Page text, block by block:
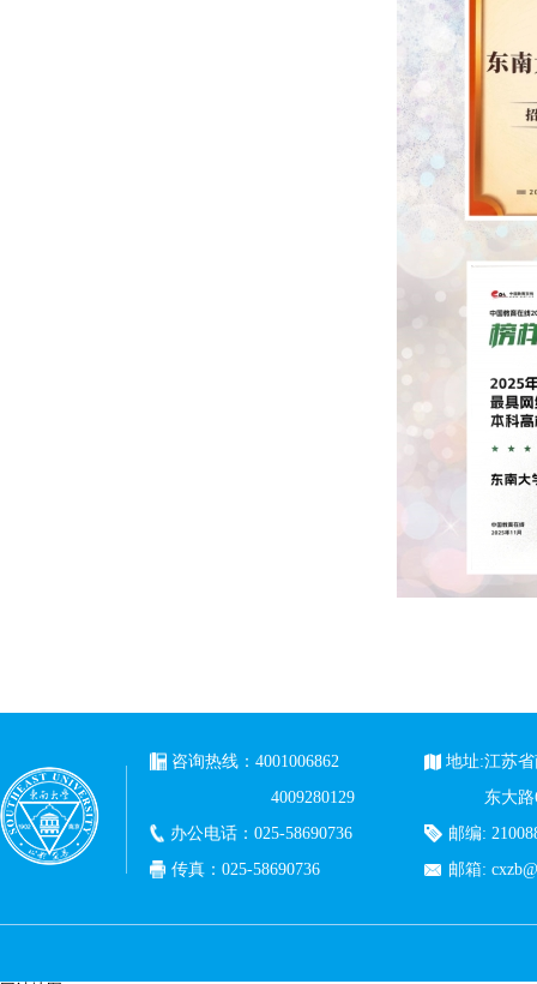
咨询热线：4001006862
4009280129
办公电话：025-58690736
传真：025-58690736
地址:江苏
东大
邮编:
邮箱: